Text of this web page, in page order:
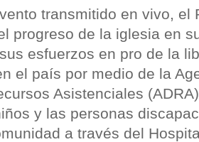
transmitido en vivo, el
progreso de la iglesia en
esfuerzos en pro de la
el país por medio de la
Asistenciales
y las personas
a través del